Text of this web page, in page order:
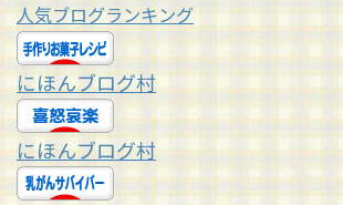
人気ブログランキング
にほんブログ村
にほんブログ村